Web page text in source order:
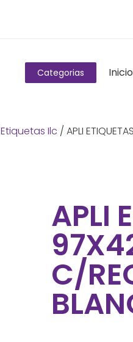
Categorias Inicio
Etiquetas Ilc / APLI
APLI
C/